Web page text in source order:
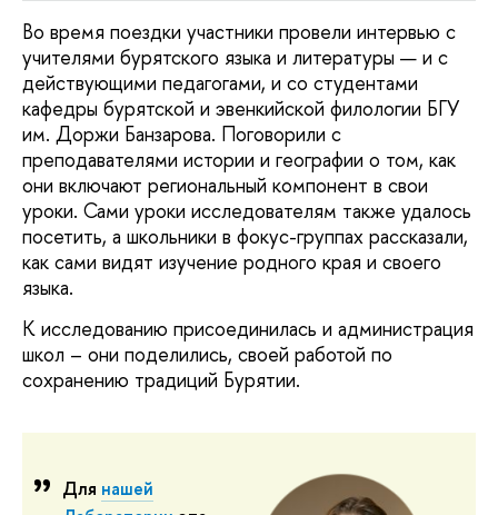
Во время поездки участники провели интервью с
учителями бурятского языка и литературы — и с
действующими педагогами, и со студентами
кафедры бурятской и эвенкийской филологии БГУ
им. Доржи Банзарова. Поговорили с
преподавателями истории и географии о том, как
они включают региональный компонент в свои
уроки. Сами уроки исследователям также удалось
посетить, а школьники в фокус-группах рассказали,
как сами видят изучение родного края и своего
языка.
К исследованию присоединилась и администрация
школ – они поделились, своей работой по
сохранению традиций Бурятии.
Для нашей